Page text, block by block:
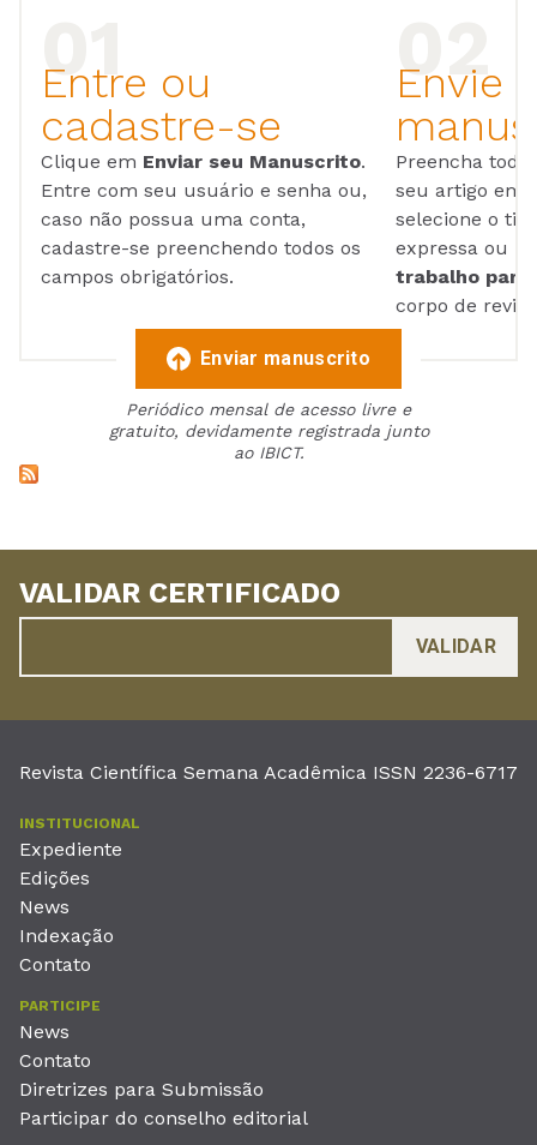
Entre ou
cadastre-se
Clique em Enviar seu Manuscrito.
Entre com seu usuário e senha ou,
caso não possua uma conta,
cadastre-se preenchendo todos os
campos obrigatórios.
Envie
Preencha
seu artigo em
selecione o
expressa ou
trabalho para
corpo de
Enviar manuscrito
Periódico mensal de acesso livre e
gratuito, devidamente registrada junto
ao IBICT.
VALIDAR CERTIFICADO
Revista Científica Semana Acadêmica ISSN 2236-6717
INSTITUCIONAL
Expediente
Edições
News
Indexação
Contato
PARTICIPE
News
Contato
Diretrizes para Submissão
Participar do conselho editorial